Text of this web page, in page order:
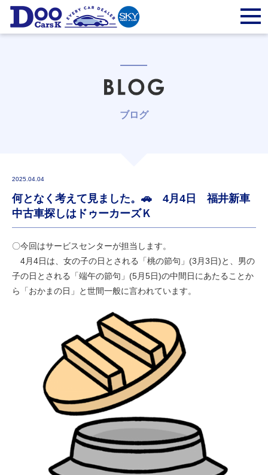
ブログ
2025.04.04
何となく考えて見ました。🚗 4月4日 福井新車
中古車探しはドゥーカーズＫ
〇今回はサービスセンターが担当します。
4月4日は、女の子の日とされる「桃の節句」(3月3日)と、男の
子の日とされる「端午の節句」(5月5日)の中間日にあたることか
ら「おかまの日」と世間一般に言われています。